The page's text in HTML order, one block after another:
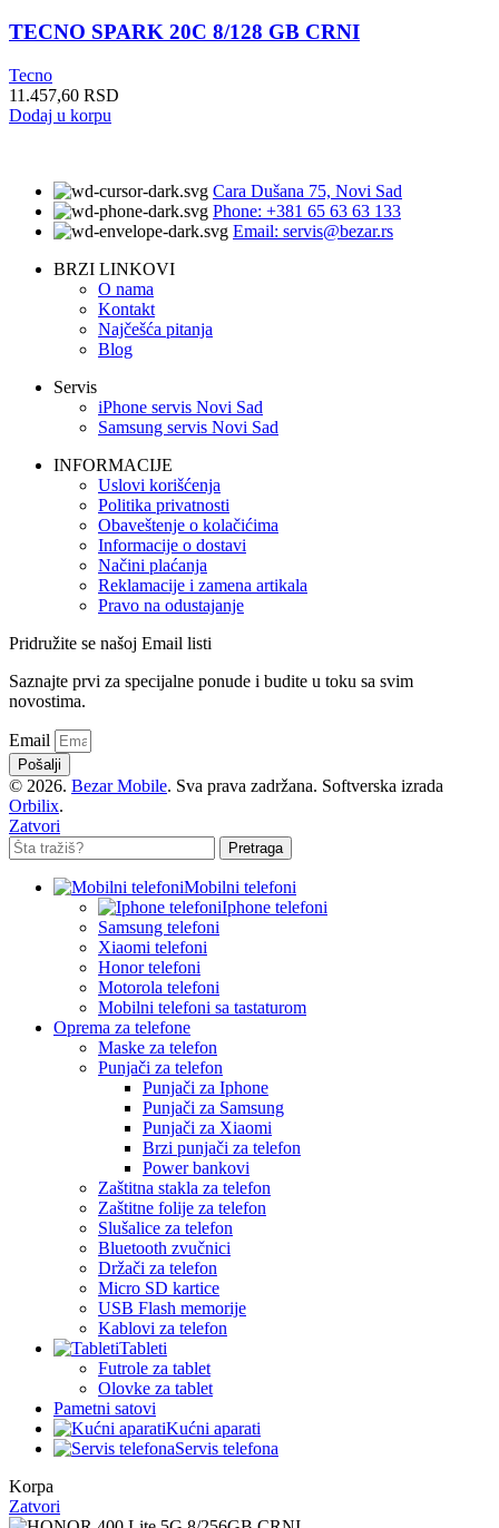
TECNO SPARK 20C 8/128 GB CRNI
Tecno
11.457,60 RSD
Dodaj u korpu
Cara Dušana 75, Novi Sad
Phone: +381 65 63 63 133
Email: servis@bezar.rs
BRZI LINKOVI
O nama
Kontakt
Najčešća pitanja
Blog
Servis
iPhone servis Novi Sad
Samsung servis Novi Sad
INFORMACIJE
Uslovi korišćenja
Politika privatnosti
Obaveštenje o kolačićima
Informacije o dostavi
Načini plaćanja
Reklamacije i zamena artikala
Pravo na odustajanje
Pridružite se našoj Email listi
Saznajte prvi za specijalne ponude i budite u toku sa svim
novostima.
Email
Pošalji
© 2026. Bezar Mobile. Sva prava zadržana. Softverska izrada
Orbilix.
Zatvori
Pretraga
Mobilni telefoni
Iphone telefoni
Samsung telefoni
Xiaomi telefoni
Honor telefoni
Motorola telefoni
Mobilni telefoni sa tastaturom
Oprema za telefone
Maske za telefon
Punjači za telefon
Punjači za Iphone
Punjači za Samsung
Punjači za Xiaomi
Brzi punjači za telefon
Power bankovi
Zaštitna stakla za telefon
Zaštitne folije za telefon
Slušalice za telefon
Bluetooth zvučnici
Držači za telefon
Micro SD kartice
USB Flash memorije
Kablovi za telefon
Tableti
Futrole za tablet
Olovke za tablet
Pametni satovi
Kućni aparati
Servis telefona
Korpa
Zatvori